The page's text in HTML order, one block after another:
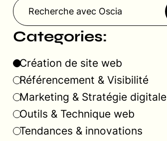
Categories:
Création de site web
Référencement & Visibilité
Marketing & Stratégie digitale
Outils & Technique web
Tendances & innovations